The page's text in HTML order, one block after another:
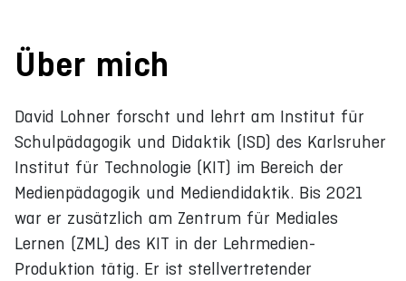
Über mich
David Lohner forscht und lehrt am Institut für
Schulpädagogik und Didaktik (ISD) des Karlsruher
Institut für Technologie (KIT) im Bereich der
Medienpädagogik und Mediendidaktik. Bis 2021
war er zusätzlich am Zentrum für Mediales
Lernen (ZML) des KIT in der Lehrmedien-
Produktion tätig. Er ist stellvertretender